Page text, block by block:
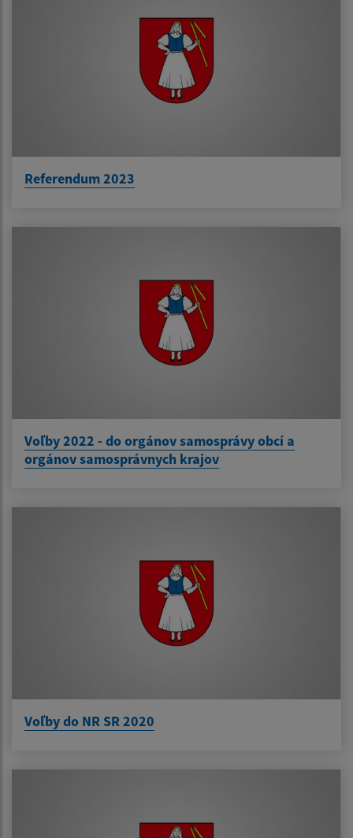
Referendum 2023
Voľby 2022 - do orgánov samosprávy obcí a
orgánov samosprávnych krajov
Voľby do NR SR 2020